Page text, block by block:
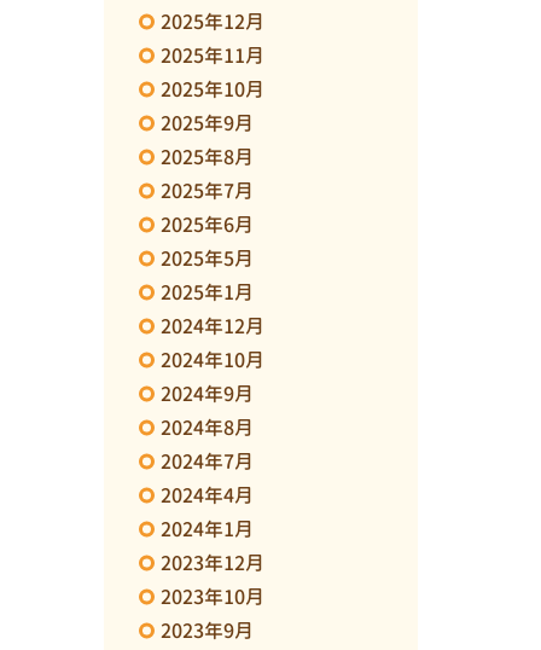
2025年12月
2025年11月
2025年10月
2025年9月
2025年8月
2025年7月
2025年6月
2025年5月
2025年1月
2024年12月
2024年10月
2024年9月
2024年8月
2024年7月
2024年4月
2024年1月
2023年12月
2023年10月
2023年9月